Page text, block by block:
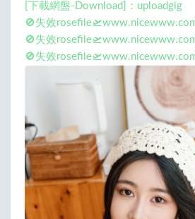
[下載網盤-Download]：uploadgig
🚫失效
🚫失效
🚫失效